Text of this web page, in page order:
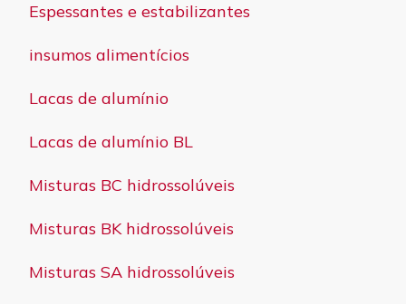
Espessantes e estabilizantes
insumos alimentícios
Lacas de alumínio
Lacas de alumínio BL
Misturas BC hidrossolúveis
Misturas BK hidrossolúveis
Misturas SA hidrossolúveis